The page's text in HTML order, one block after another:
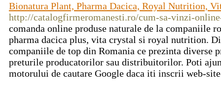
Bionatura Plant, Pharma Dacica, Royal Nutrition,
http://catalogfirmeromanesti.ro/cum-sa-vinzi-
comanda online produse naturale de la companiile
pharma dacica plus, vita crystal si royal nutrition.
companiile de top din Romania ce prezinta diverse
preturile producatorilor sau distribuitorilor. Poti
motorului de cautare Google daca iti inscrii web-